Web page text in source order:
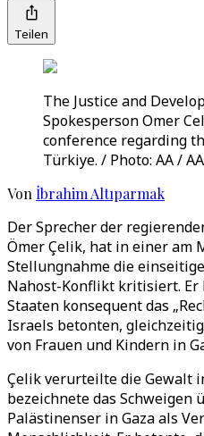
Teilen
The Justice and
Spokesperson Omer
conference regarding
Türkiye. / Photo: AA / AA
Von İbrahim Altıparmak
Der Sprecher der
Ömer Çelik, hat in einer am
Stellungnahme die
Nahost-Konflikt kritisiert. Er
Staaten konsequent das
Israels betonten,
von Frauen und Kindern in
Çelik verurteilte die Gewalt
bezeichnete das Schweigen
Palästinenser in Gaza als